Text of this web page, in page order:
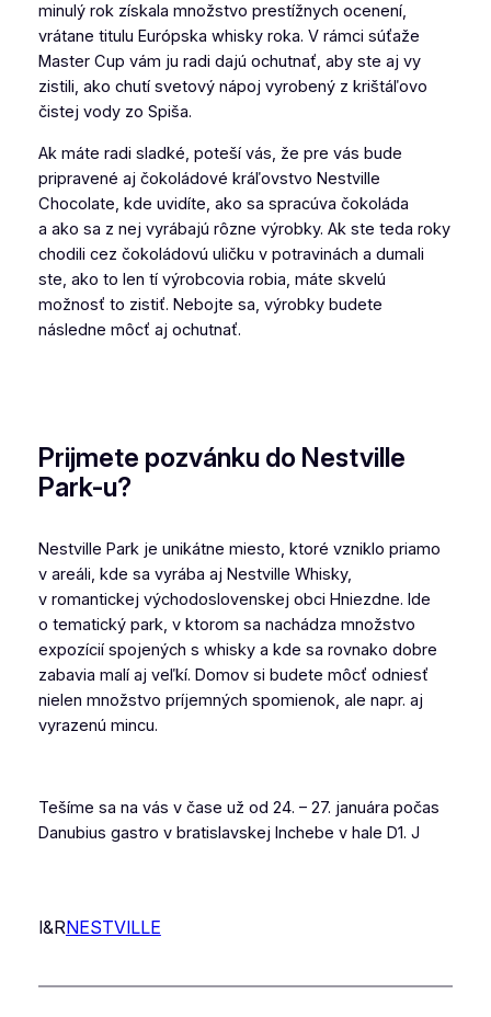
minulý rok získala množstvo prestížnych ocenení,
vrátane titulu Európska whisky roka. V rámci súťaže
Master Cup vám ju radi dajú ochutnať, aby ste aj vy
zistili, ako chutí svetový nápoj vyrobený z krištáľovo
čistej vody zo Spiša.
Ak máte radi sladké, poteší vás, že pre vás bude
pripravené aj čokoládové kráľovstvo Nestville
Chocolate, kde uvidíte, ako sa spracúva čokoláda
a ako sa z nej vyrábajú rôzne výrobky. Ak ste teda roky
chodili cez čokoládovú uličku v potravinách a dumali
ste, ako to len tí výrobcovia robia, máte skvelú
možnosť to zistiť. Nebojte sa, výrobky budete
následne môcť aj ochutnať.
Prijmete pozvánku do Nestville
Park-u?
Nestville Park je unikátne miesto, ktoré vzniklo priamo
v areáli, kde sa vyrába aj Nestville Whisky,
v romantickej východoslovenskej obci Hniezdne. Ide
o tematický park, v ktorom sa nachádza množstvo
expozícií spojených s whisky a kde sa rovnako dobre
zabavia malí aj veľkí. Domov si budete môcť odniesť
nielen množstvo príjemných spomienok, ale napr. aj
vyrazenú mincu.
Tešíme sa na vás v čase už od 24. – 27. januára počas
Danubius gastro v bratislavskej Inchebe v hale D1. J
I&RNESTVILLE